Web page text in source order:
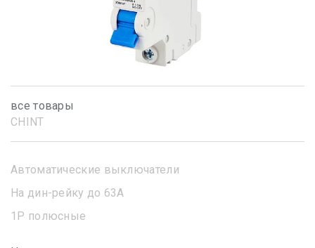
все товары
CHINT
Автоматические выключатели
На дин-рейку до 63А
1Р полюсные